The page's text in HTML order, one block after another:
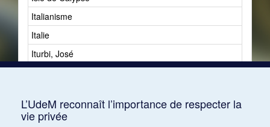
Italianisme
Italie
Iturbi, José
L’UdeM reconnaît l’importance de respecter la
vie privée